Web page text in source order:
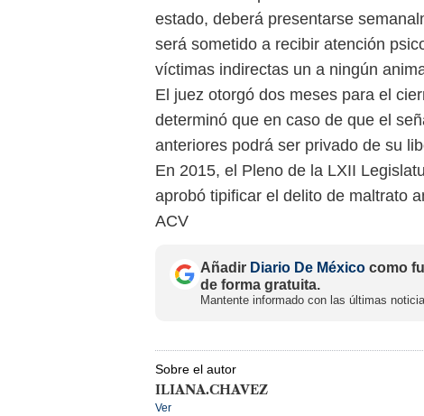
estado, deberá presentarse
será sometido a recibir atención
víctimas indirectas un a ningún
El juez otorgó dos meses para el
determinó que en caso de que el
anteriores podrá ser privado de su
En 2015, el Pleno de la LXII
aprobó tipificar el delito de maltrato
ACV
Añadir Diario De México como
de forma gratuita.
Mantente informado con las últimas
Sobre el autor
ILIANA.CHAVEZ
Ver